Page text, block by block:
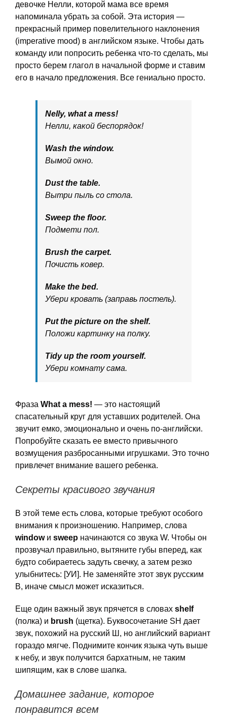
девочке Нелли, которой мама все время
напоминала убрать за собой. Эта история —
прекрасный пример повелительного наклонения
(imperative mood) в английском языке. Чтобы дать
команду или попросить ребенка что-то сделать, мы
просто берем глагол в начальной форме и ставим
его в начало предложения. Все гениально просто.
Nelly, what a mess!
Нелли, какой беспорядок!
Wash the window.
Вымой окно.
Dust the table.
Вытри пыль со стола.
Sweep the floor.
Подмети пол.
Brush the carpet.
Почисть ковер.
Make the bed.
Убери кровать (заправь постель).
Put the picture on the shelf.
Положи картинку на полку.
Tidy up the room yourself.
Убери комнату сама.
Фраза What a mess! — это настоящий
спасательный круг для уставших родителей. Она
звучит емко, эмоционально и очень по-английски.
Попробуйте сказать ее вместо привычного
возмущения разбросанными игрушками. Это точно
привлечет внимание вашего ребенка.
Секреты красивого звучания
В этой теме есть слова, которые требуют особого
внимания к произношению. Например, слова
windowи sweep начинаются со звука W. Чтобы он
прозвучал правильно, вытяните губы вперед, как
будто собираетесь задуть свечку, а затем резко
улыбнитесь: [УИ]. Не заменяйте этот звук русским
В, иначе смысл может исказиться.
Еще один важный звук прячется в словах shelf
(полка) и brush (щетка). Буквосочетание SH дает
звук, похожий на русский Ш, но английский вариант
гораздо мягче. Поднимите кончик языка чуть выше
к небу, и звук получится бархатным, не таким
шипящим, как в слове шапка.
Домашнее задание, которое
понравится всем